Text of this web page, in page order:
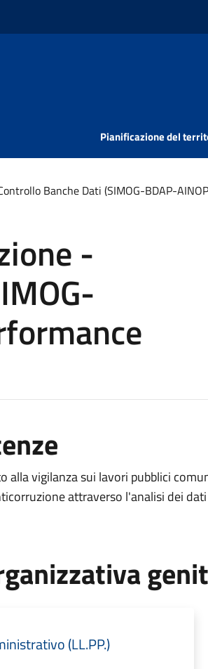
Pianificazione del
Banche Dati (SIMOG-BDAP-
-
alla vigilanza sui lavori pubblici
attraverso l'analisi dei
(LL.PP.)